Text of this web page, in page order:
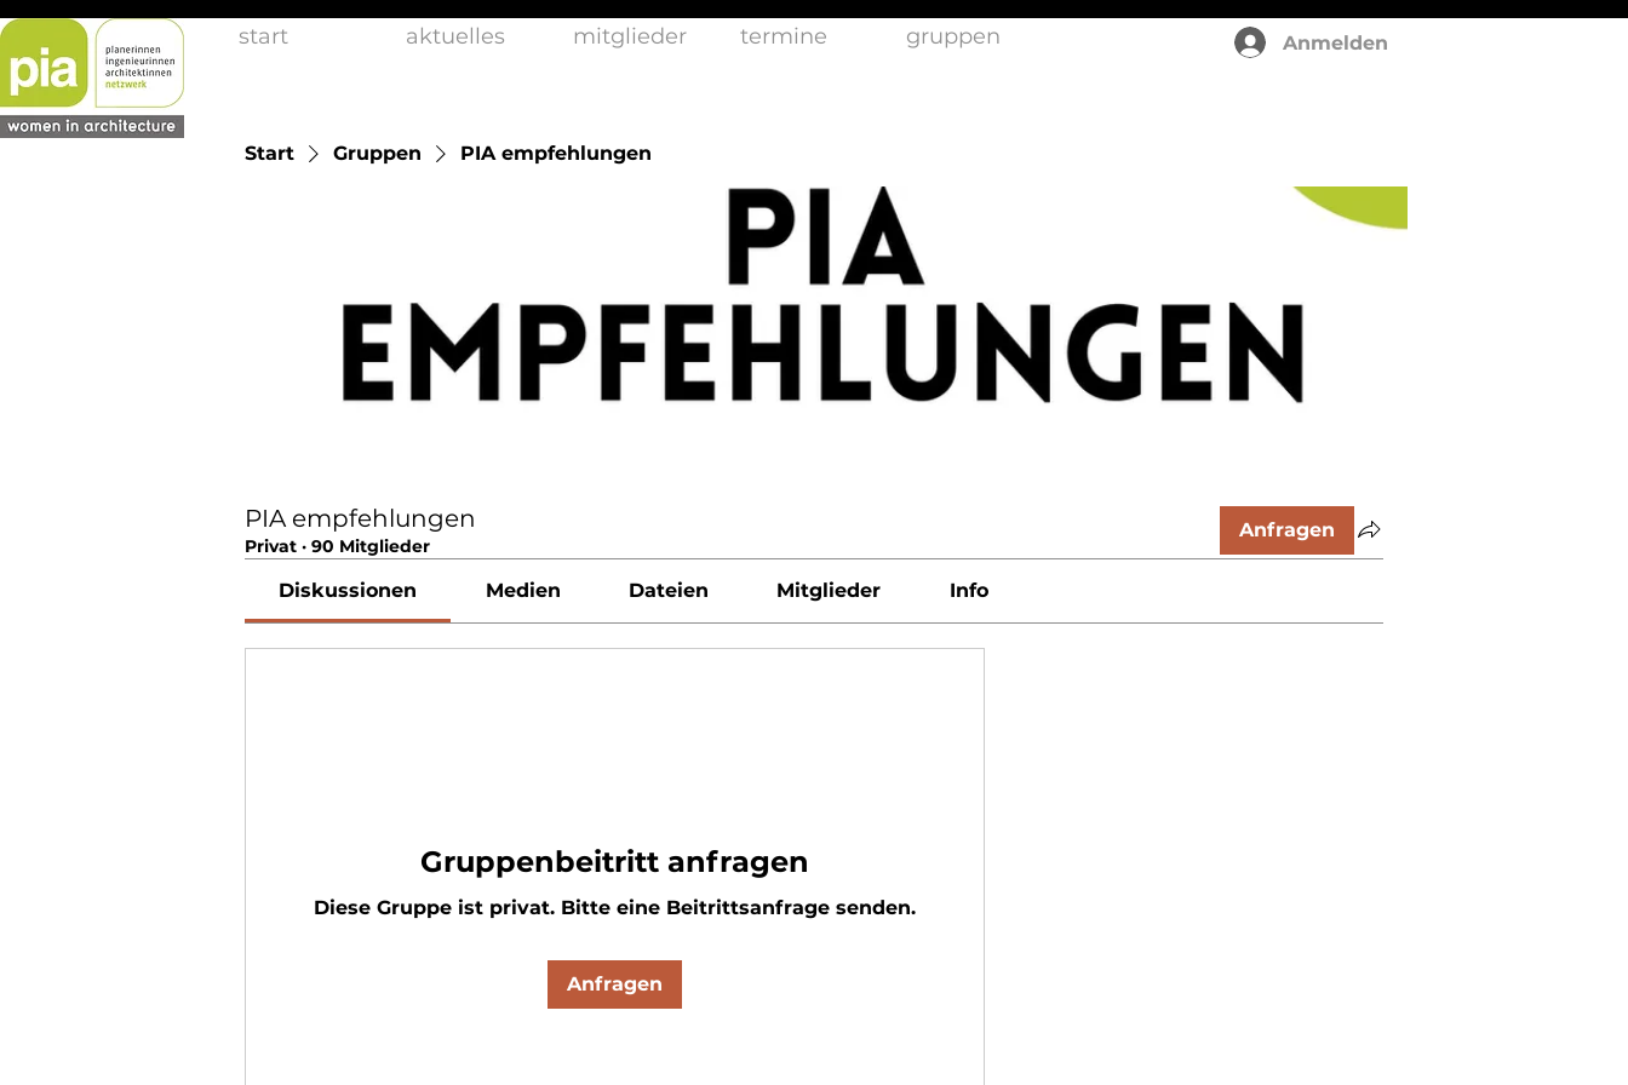
start aktuelles mitglieder termine gruppen Anmelden
Start Gruppen PIA empfehlungen
PIA empfehlungen
Privat · 90 Mitglieder
Anfragen
Diskussionen Medien Dateien Mitglieder Info
Gruppenbeitritt anfragen
Diese Gruppe ist privat. Bitte eine Beitrittsanfrage senden.
Anfragen